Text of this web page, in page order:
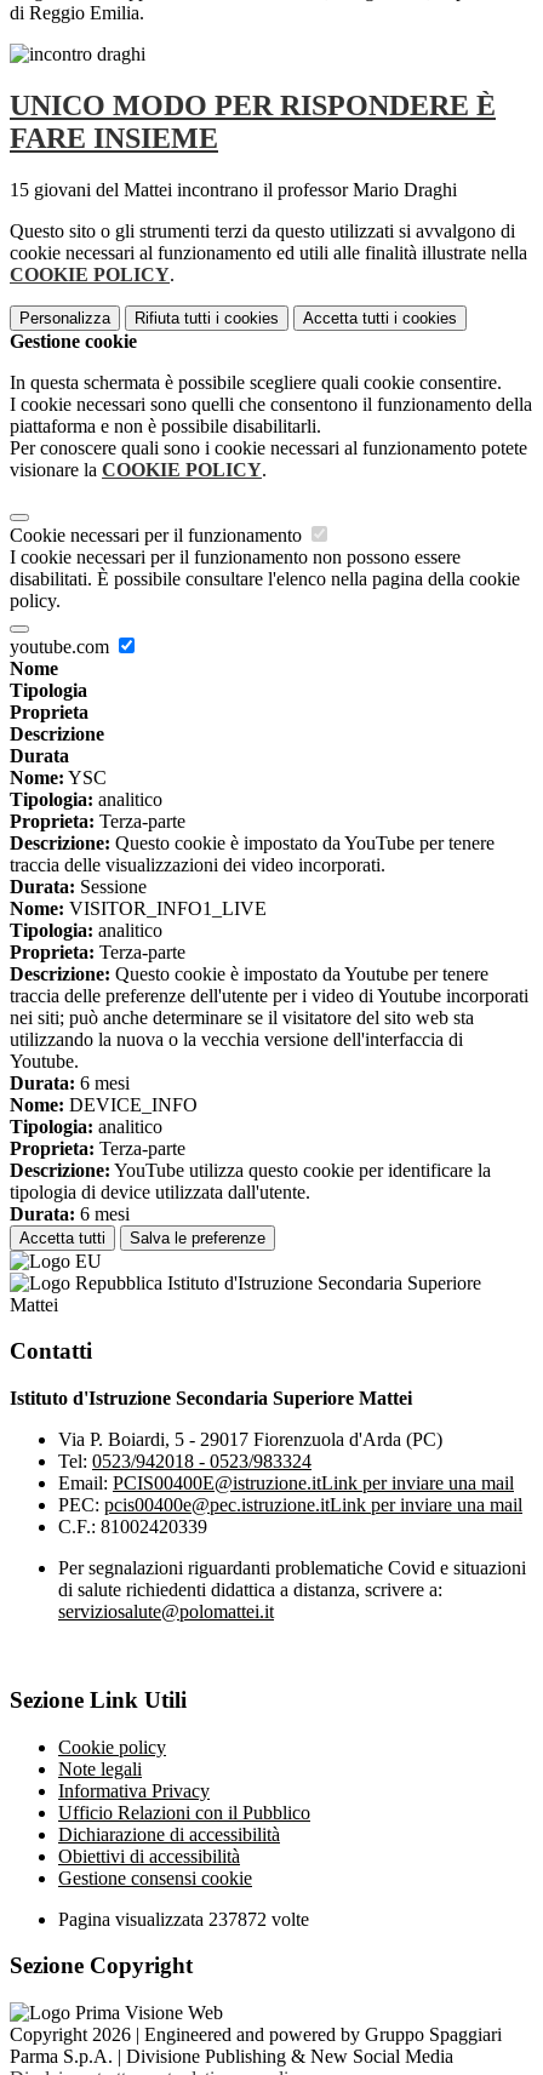
di Reggio Emilia.
UNICO MODO PER RISPONDERE È
FARE INSIEME
15 giovani del Mattei incontrano il professor Mario Draghi
Questo sito o gli strumenti terzi da questo utilizzati si avvalgono di
cookie necessari al funzionamento ed utili alle finalità illustrate nella
COOKIE POLICY.
Personalizza Rifiuta tutti i cookies Accetta tutti i cookies
Gestione cookie
In questa schermata è possibile scegliere quali cookie consentire.
I cookie necessari sono quelli che consentono il funzionamento della
piattaforma e non è possibile disabilitarli.
Per conoscere quali sono i cookie necessari al funzionamento potete
visionare la COOKIE POLICY.
Cookie necessari per il funzionamento
I cookie necessari per il funzionamento non possono essere
disabilitati. È possibile consultare l'elenco nella pagina della cookie
policy.
youtube.com
Nome
Tipologia
Proprieta
Descrizione
Durata
Nome: YSC
Tipologia: analitico
Proprieta: Terza-parte
Descrizione: Questo cookie è impostato da YouTube per tenere
traccia delle visualizzazioni dei video incorporati.
Durata: Sessione
Nome: VISITOR_INFO1_LIVE
Tipologia: analitico
Proprieta: Terza-parte
Descrizione: Questo cookie è impostato da Youtube per tenere
traccia delle preferenze dell'utente per i video di Youtube incorporati
nei siti; può anche determinare se il visitatore del sito web sta
utilizzando la nuova o la vecchia versione dell'interfaccia di
Youtube.
Durata: 6 mesi
Nome: DEVICE_INFO
Tipologia: analitico
Proprieta: Terza-parte
Descrizione: YouTube utilizza questo cookie per identificare la
tipologia di device utilizzata dall'utente.
Durata: 6 mesi
Accetta tutti Salva le preferenze
Istituto d'Istruzione Secondaria Superiore
Mattei
Contatti
Istituto d'Istruzione Secondaria Superiore Mattei
Via P. Boiardi, 5 - 29017 Fiorenzuola d'Arda (PC)
Tel: 0523/942018 - 0523/983324
Email: PCIS00400E@istruzione.itLink per inviare una mail
PEC: pcis00400e@pec.istruzione.itLink per inviare una mail
C.F.: 81002420339
Per segnalazioni riguardanti problematiche Covid e situazioni
di salute richiedenti didattica a distanza, scrivere a:
serviziosalute@polomattei.it
Sezione Link Utili
Cookie policy
Note legali
Informativa Privacy
Ufficio Relazioni con il Pubblico
Dichiarazione di accessibilità
Obiettivi di accessibilità
Gestione consensi cookie
Pagina visualizzata 237872 volte
Sezione Copyright
Copyright 2026 | Engineered and powered by Gruppo Spaggiari
Parma S.p.A. | Divisione Publishing & New Social Media